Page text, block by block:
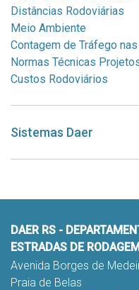
Distâncias Rodoviárias
Meio Ambiente
Contagem de Tráfego
Normas Técnicas
Custos Rodoviários
Sistemas Daer
DAER RS -
ESTRADAS DE
Avenida Borges de
Praia de Belas